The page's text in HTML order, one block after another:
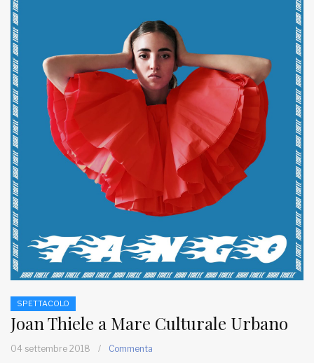
SPETTACOLO
Joan Thiele a Mare Culturale Urbano
04 settembre 2018 / Commenta